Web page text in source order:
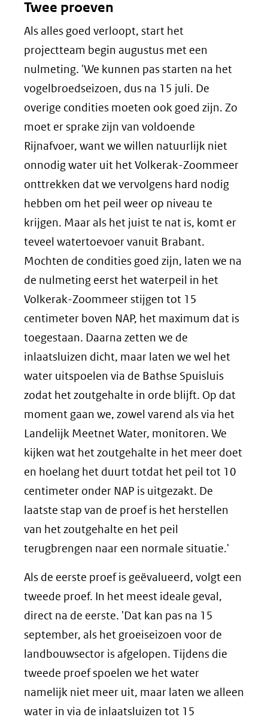
Twee proeven
Als alles goed verloopt, start het
projectteam begin augustus met een
nulmeting. 'We kunnen pas starten na het
vogelbroedseizoen, dus na 15 juli. De
overige condities moeten ook goed zijn. Zo
moet er sprake zijn van voldoende
Rijnafvoer, want we willen natuurlijk niet
onnodig water uit het Volkerak-Zoommeer
onttrekken dat we vervolgens hard nodig
hebben om het peil weer op niveau te
krijgen. Maar als het juist te nat is, komt er
teveel watertoevoer vanuit Brabant.
Mochten de condities goed zijn, laten we na
de nulmeting eerst het waterpeil in het
Volkerak-Zoommeer stijgen tot 15
centimeter boven NAP, het maximum dat is
toegestaan. Daarna zetten we de
inlaatsluizen dicht, maar laten we wel het
water uitspoelen via de Bathse Spuisluis
zodat het zoutgehalte in orde blijft. Op dat
moment gaan we, zowel varend als via het
Landelijk Meetnet Water, monitoren. We
kijken wat het zoutgehalte in het meer doet
en hoelang het duurt totdat het peil tot 10
centimeter onder NAP is uitgezakt. De
laatste stap van de proef is het herstellen
van het zoutgehalte en het peil
terugbrengen naar een normale situatie.'
Als de eerste proef is geëvalueerd, volgt een
tweede proef. In het meest ideale geval,
direct na de eerste. 'Dat kan pas na 15
september, als het groeiseizoen voor de
landbouwsector is afgelopen. Tijdens die
tweede proef spoelen we het water
namelijk niet meer uit, maar laten we alleen
water in via de inlaatsluizen tot 15